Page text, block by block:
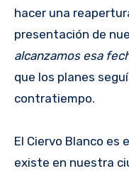
hacer una
presentación de
alcanzamos esa
que los planes
contratiempo.
El Ciervo Blanco es
existe en nuestra